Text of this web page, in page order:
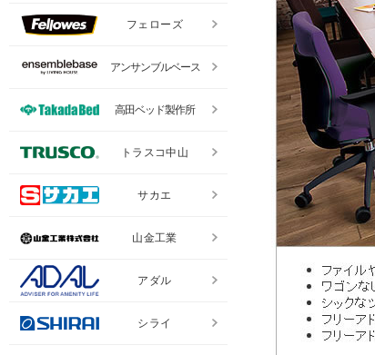
フェローズ
アンサンブルベース
高田ベッド製作所
トラスコ中山
サカエ
山金工業
アダル
シライ